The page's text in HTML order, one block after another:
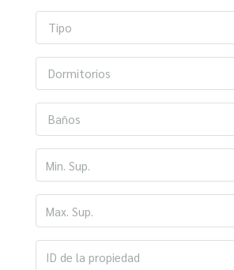
Tipo
Dormitorios
Baños